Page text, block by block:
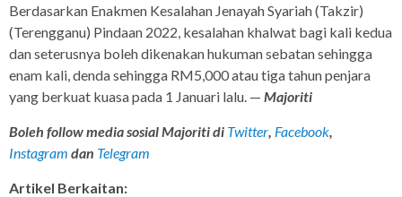
Berdasarkan Enakmen Kesalahan Jenayah Syariah (Takzir)
(Terengganu) Pindaan 2022, kesalahan khalwat bagi kali kedua
dan seterusnya boleh dikenakan hukuman sebatan sehingga
enam kali, denda sehingga RM5,000 atau tiga tahun penjara
yang berkuat kuasa pada 1 Januari lalu. — Majoriti
Boleh follow media sosial Majoriti di Twitter Facebook
Instagram dan Telegram
Artikel Berkaitan: